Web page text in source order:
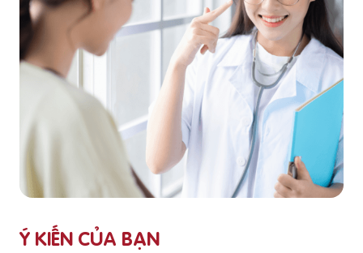
Ý KIẾN CỦA BẠN